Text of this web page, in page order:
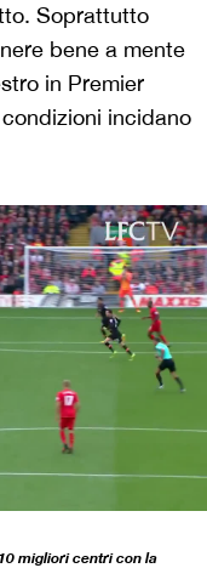
Soprattutto
bene a mente
in Premier
incidano
migliori centri con la